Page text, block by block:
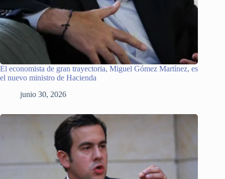
El economista de gran trayectoria, Miguel Gómez Martínez, es
el nuevo ministro de Hacienda
junio 30, 2026